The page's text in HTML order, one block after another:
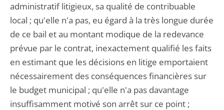
administratif litigieux, sa qualité de contribuable
local ; qu'elle n'a pas, eu égard à la très longue durée
de ce bail et au montant modique de la redevance
prévue par le contrat, inexactement qualifié les faits
en estimant que les décisions en litige emportaient
nécessairement des conséquences financières sur
le budget municipal ; qu'elle n'a pas davantage
insuffisamment motivé son arrêt sur ce point ;